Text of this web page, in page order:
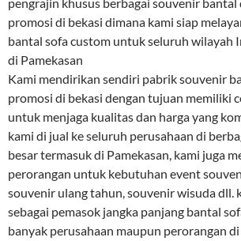
pengrajin khusus berbagai souvenir bantal
promosi di bekasi dimana kami siap
bantal sofa custom untuk seluruh wilayah
di Pamekasan
Kami mendirikan sendiri pabrik souvenir
promosi di bekasi dengan tujuan memiliki
untuk menjaga kualitas dan harga yang
kami di jual ke seluruh perusahaan di
besar termasuk di Pamekasan, kami juga
perorangan untuk kebutuhan event
souvenir ulang tahun, souvenir wisuda dll.
sebagai pemasok jangka panjang bantal
banyak perusahaan maupun perorangan